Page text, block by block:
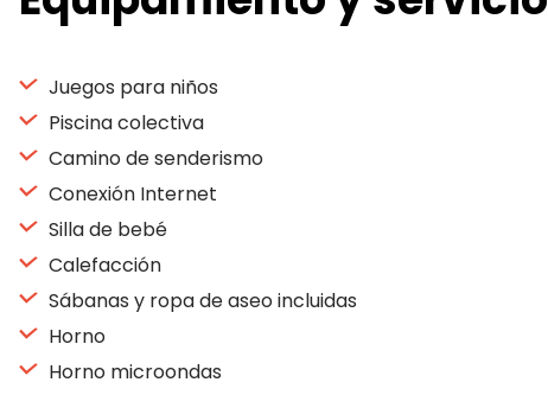
Juegos para niños
Piscina colectiva
Camino de senderismo
Conexión Internet
Silla de bebé
Calefacción
Sábanas y ropa de aseo incluidas
Horno
Horno microondas